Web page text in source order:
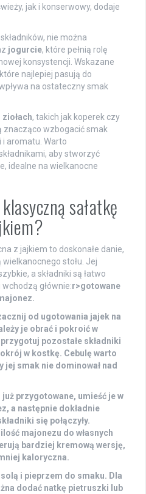
jak i konserwowy, dodaje
nie można
jogurcie, które pełnią rolę
konsystencji. Wskazane
najlepiej pasują do
na ostateczny smak
, takich jak koperek czy
znacząco wzbogacić smak
i aromatu. Warto
aby stworzyć
idealne na wielkanocne
sałatkę
z jajkiem to doskonałe danie,
stołu. Jej
a składniki są łatwo
wchodzą głównie:r>gotowane
.
od ugotowania jajek na
je obrać i pokroić w
pozostałe składniki
w kostkę. Cebulę warto
smak nie dominował nad
przygotowane, umieść je w
a następnie dokładnie
się połączyły.
majonezu do własnych
bardziej kremową wersję,
kaloryczna.
i pieprzem do smaku. Dla
dodać natkę pietruszki lub